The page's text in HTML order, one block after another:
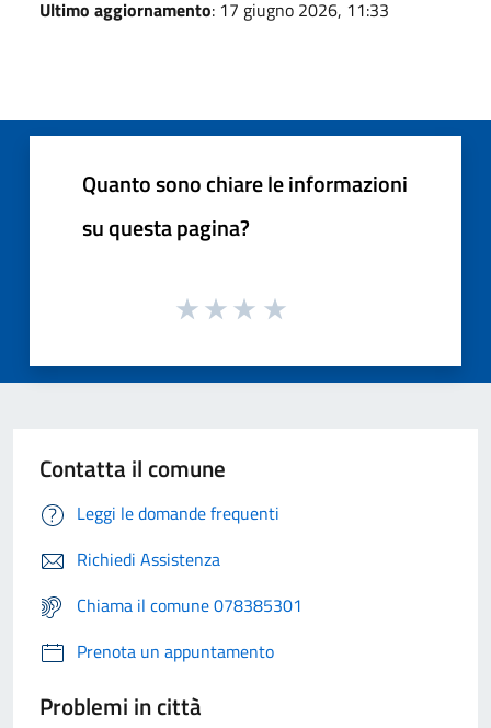
Ultimo aggiornamento: 17 giugno 2026, 11:33
Quanto sono chiare le informazioni
su questa pagina?
Contatta il comune
Leggi le domande frequenti
Richiedi Assistenza
Chiama il comune 078385301
Prenota un appuntamento
Problemi in città